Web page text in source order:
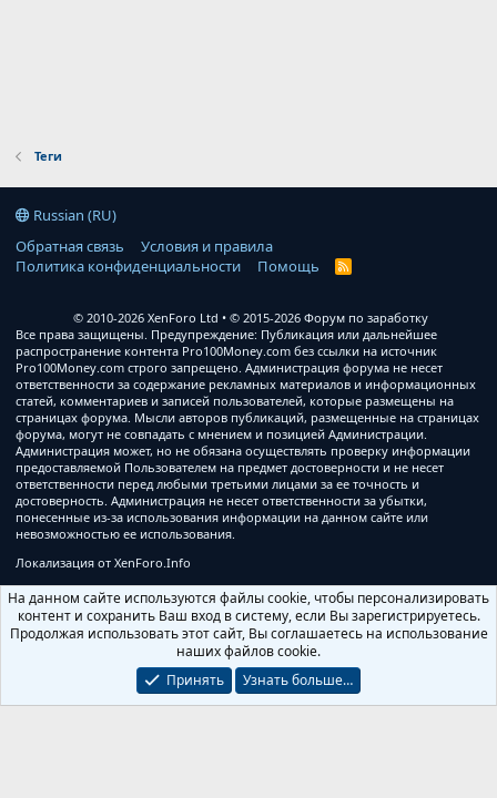
Теги
Russian (RU)
Обратная связь
Условия и правила
Политика конфиденциальности
Помощь
R
© 2010-2026 XenForo Ltd
© 2015-2026 Форум по заработку
Все права защищены. Предупреждение: Публикация или дальнейшее
распространение контента Pro100Money.com без ссылки на источник
Pro100Money.com строго запрещено. Администрация форума не несет
ответственности за содержание рекламных материалов и информационных
статей, комментариев и записей пользователей, которые размещены на
страницах форума. Мысли авторов публикаций, размещенные на страницах
форума, могут не совпадать с мнением и позицией Администрации.
Администрация может, но не обязана осуществлять проверку информации
предоставляемой Пользователем на предмет достоверности и не несет
ответственности перед любыми третьими лицами за ее точность и
достоверность. Администрация не несет ответственности за убытки,
понесенные из-за использования информации на данном сайте или
невозможностью ее использования.
Локализация от XenForo.Info
На данном сайте используются файлы cookie, чтобы персонализировать
контент и сохранить Ваш вход в систему, если Вы зарегистрируетесь.
Продолжая использовать этот сайт, Вы соглашаетесь на использование
наших файлов cookie.
Принять
Узнать больше…